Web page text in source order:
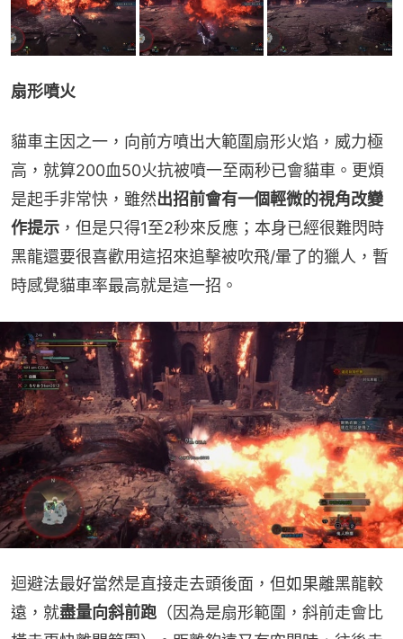
扇形噴火
貓車主因之一，向前方噴出大範圍扇形火焰，威力極
高，就算200血50火抗被噴一至兩秒已會貓車。更煩
是起手非常快，雖然出招前會有一個輕微的視角改變
作提示 ，但是只得1至2秒來反應；本身已經很難閃時
黑龍還要很喜歡用這招來追擊被吹飛/暈了的獵人，暫
時感覺貓車率最高就是這一招。
迴避法最好當然是直接走去頭後面，但如果離黑龍較
遠，就盡量向斜前跑 （因為是扇形範圍，斜前走會比